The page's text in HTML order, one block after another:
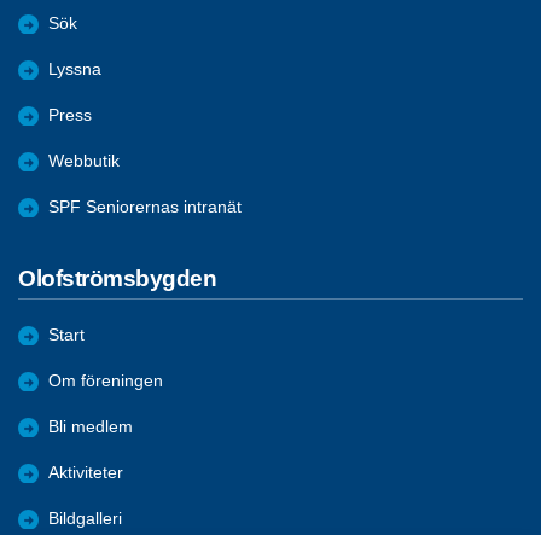
Sök
Lyssna
Press
Webbutik
SPF Seniorernas intranät
Olofströmsbygden
Start
Om föreningen
Bli medlem
Aktiviteter
Bildgalleri